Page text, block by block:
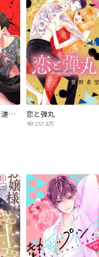
【タテカラー版】漣蒼士に処女を捧ぐ～さあ、じっくり愛でましょうか 恋と弾丸
257.8万